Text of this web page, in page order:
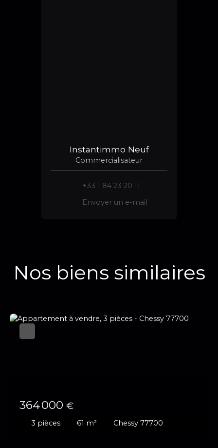
Instantimmo Neuf
Commercialisateur
+33 1 84 23 20 11
Envoyer un e-mail
Nos biens similaires
364 000 €
3 pièces 61 m² Chessy 77700